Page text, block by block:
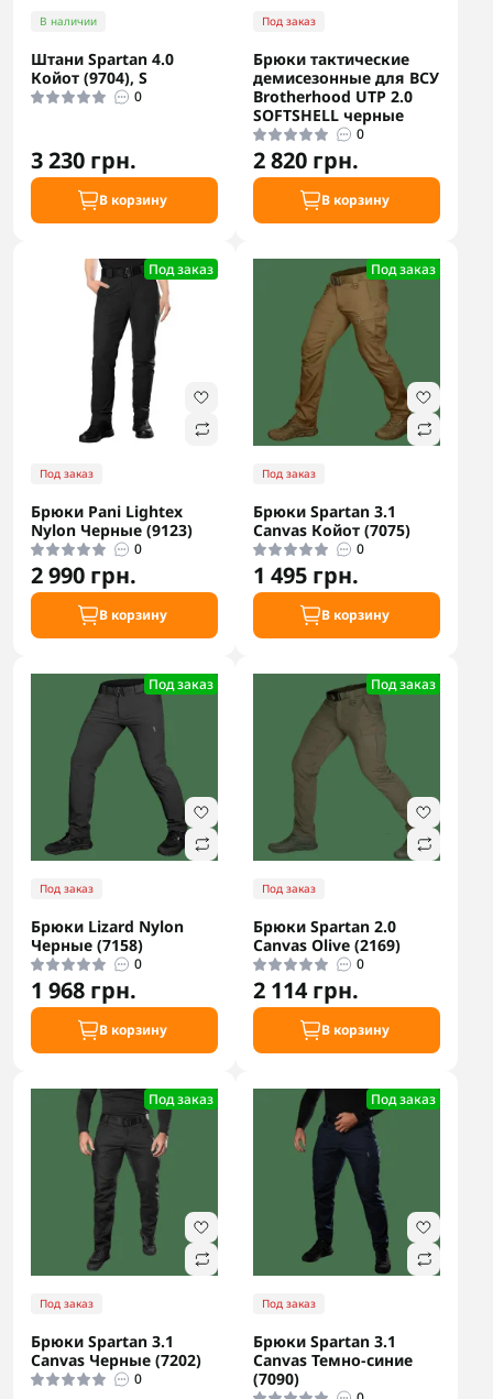
В наличии
Штани Spartan 4.0
Койот (9704), S
0
3 230 грн.
В корзину
Под заказ
Брюки тактические
демисезонные для ВСУ
Brotherhood UTP 2.0
SOFTSHELL черные
0
2 820 грн.
В корзину
Под заказ
Под заказ
Брюки Pani Lightex
Nylon Черные (9123)
0
2 990 грн.
В корзину
Под заказ
Под заказ
Брюки Spartan 3.1
Canvas Койот (7075)
0
1 495 грн.
В корзину
Под заказ
Под заказ
Брюки Lizard Nylon
Черные (7158)
0
1 968 грн.
В корзину
Под заказ
Под заказ
Брюки Spartan 2.0
Canvas Olive (2169)
0
2 114 грн.
В корзину
Под заказ
Под заказ
Брюки Spartan 3.1
Canvas Черные (7202)
0
Под заказ
Под заказ
Брюки Spartan 3.1
Canvas Темно-синие
(7090)